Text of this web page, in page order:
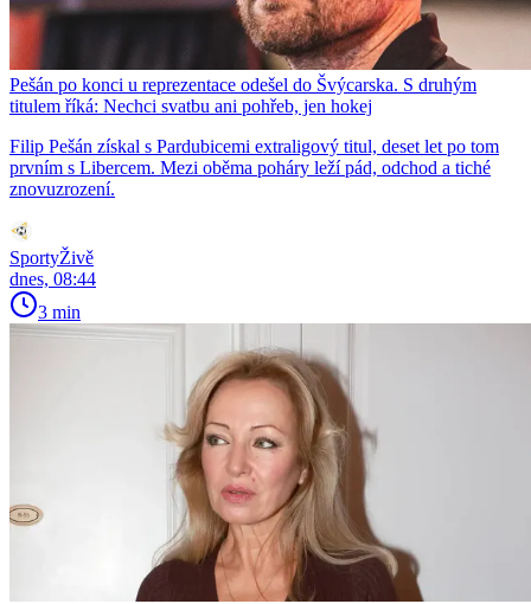
Pešán po konci u reprezentace odešel do Švýcarska. S druhým
titulem říká: Nechci svatbu ani pohřeb, jen hokej
Filip Pešán získal s Pardubicemi extraligový titul, deset let po tom
prvním s Libercem. Mezi oběma poháry leží pád, odchod a tiché
znovuzrození.
SportyŽivě
dnes, 08:44
3 min